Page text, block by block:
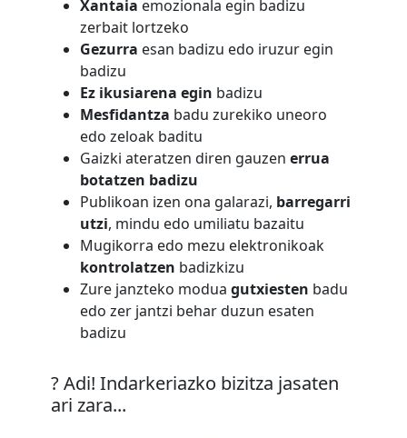
Xantaia emozionala egin badizu
zerbait lortzeko
Gezurra esan badizu edo iruzur egin
badizu
Ez ikusiarena egin badizu
Mesfidantza badu zurekiko uneoro
edo zeloak baditu
Gaizki ateratzen diren gauzen errua
botatzen badizu
Publikoan izen ona galarazi, barregarri
utzi, mindu edo umiliatu bazaitu
Mugikorra edo mezu elektronikoak
kontrolatzen badizkizu
Zure janzteko modua gutxiesten badu
edo zer jantzi behar duzun esaten
badizu
? Adi! Indarkeriazko bizitza jasaten
ari zara...